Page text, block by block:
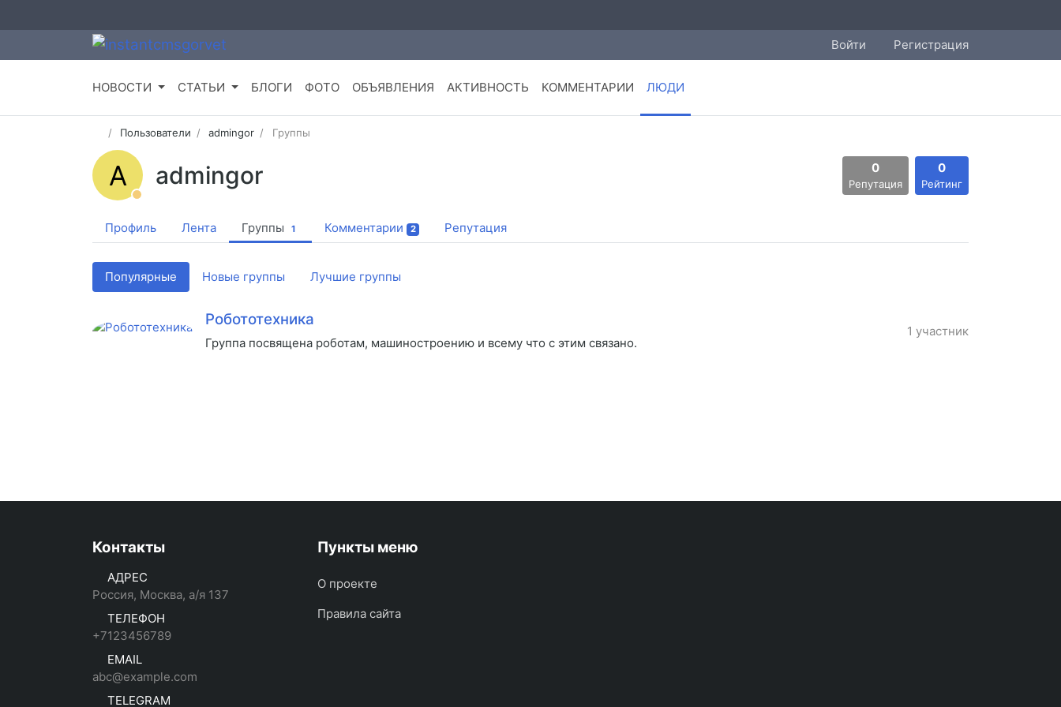
Войти Регистрация
НОВОСТИ СТАТЬИ БЛОГИ ФОТО ОБЪЯВЛЕНИЯ АКТИВНОСТЬ КОММЕНТАРИИ ЛЮДИ
Пользователи admingor Группы
A admingor 0
Репутация
0
Рейтинг
Профиль Лента Группы 1 Комментарии 2 Репутация
Популярные Новые группы Лучшие группы
Робототехника
Группа посвящена роботам, машиностроению и всему что с этим связано.
1 участник
Контакты
АДРЕС
Россия, Москва, а/я 137
ТЕЛЕФОН
+7123456789
EMAIL
abc@example.com
TELEGRAM
Пункты меню
О проекте
Правила сайта